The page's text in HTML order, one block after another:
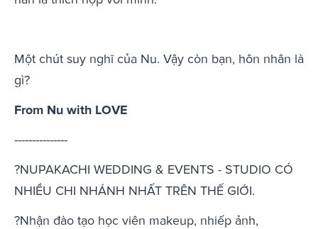
Một chút suy nghĩ của Nu. Vậy còn bạn, hôn nhân là
gì?
From Nu with LOVE
---------------
?NUPAKACHI WEDDING & EVENTS - STUDIO CÓ
NHIỀU CHI NHÁNH NHẤT TRÊN THẾ GIỚI.
?Nhận đào tạo học viên makeup, nhiếp ảnh,